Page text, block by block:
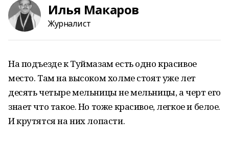
Илья Макаров
Журналист
На подъезде к Туймазам есть одно красивое
место. Там на высоком холме стоят уже лет
десять четыре мельницы не мельницы, а черт его
знает что такое. Но тоже красивое, легкое и белое.
И крутятся на них лопасти.